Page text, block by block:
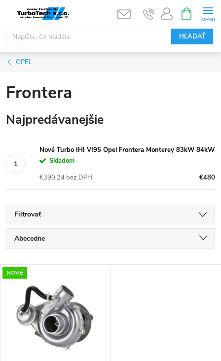
obsah
HĽADAŤ
KOŠÍK
OPEL
Frontera
Najpredávanejšie
Nové Turbo IHI VI95 Opel Frontera Monterey 83kW 84kW
Skladom
€480
€390,24 bez DPH
Filtrovať
R
a
Abecedne
Najdrahšie
Najpredávanejšie
V
p
NOVÉ